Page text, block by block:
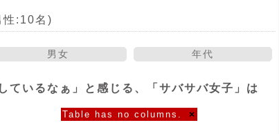
性:10名)
男女 年代
ているなぁ」と感じる、「サバサバ女子」は
Table has no columns. ×